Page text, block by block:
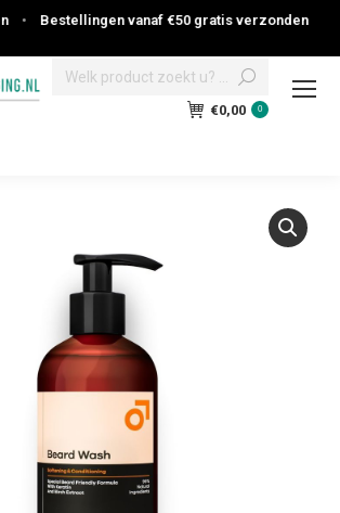
• Bestellingen vanaf €50 gratis verzonden
Search:
€0,00 0